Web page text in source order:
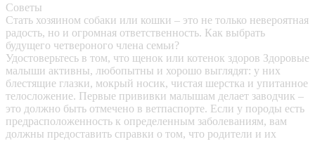
Советы
Стать хозяином собаки или кошки – это не только невероятная
радость, но и огромная ответственность. Как выбрать
будущего четвероного члена семьи?
Удостоверьтесь в том, что щенок или котенок здоров Здоровые
малыши активны, любопытны и хорошо выглядят: у них
блестящие глазки, мокрый носик, чистая шерстка и упитанное
телосложение. Первые прививки малышам делает заводчик –
это должно быть отмечено в ветпаспорте. Если у породы есть
предрасположенность к определенным заболеваниям, вам
должны предоставить справки о том, что родители и их